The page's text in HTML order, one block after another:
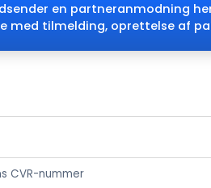
en partneranmodning
med tilmelding, oprettelse af
CVR-nummer